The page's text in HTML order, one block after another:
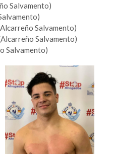
Salvamento)
Salvamento)
Salvamento)
Salvamento)